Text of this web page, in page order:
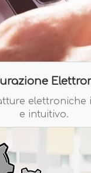
elettroniche
e intuitivo.